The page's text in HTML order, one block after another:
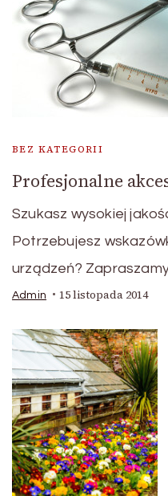
BEZ KATEGORII
Profesjonalne
Szukasz wysokiej
Potrzebujesz
urządzeń?
Admin 15 listopada 2014